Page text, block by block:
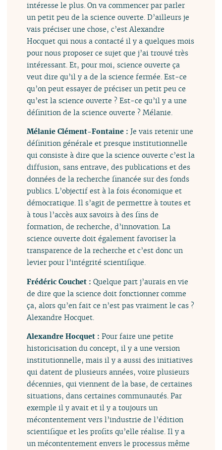
intéresse le plus. On va commencer par parler
un petit peu de la science ouverte. D’ailleurs je
vais préciser une chose, c’est Alexandre
Hocquet qui nous a contacté il y a quelques mois
pour nous proposer ce sujet que j’ai trouvé très
intéressant. Et, pour moi, science ouverte ça
veut dire qu’il y a de la science fermée. Est-ce
qu’on peut essayer de préciser un petit peu ce
qu’est la science ouverte ? Est-ce qu’il y a une
définition de la science ouverte ? Mélanie.
Mélanie Clément-Fontaine :Je vais retenir une
définition générale et presque institutionnelle
qui consiste à dire que la science ouverte c’est la
diffusion, sans entrave, des publications et des
données de la recherche financée sur des fonds
publics. L’objectif est à la fois économique et
démocratique. Il s’agit de permettre à toutes et
à tous l’accès aux savoirs à des fins de
formation, de recherche, d’innovation. La
science ouverte doit également favoriser la
transparence de la recherche et c’est donc un
levier pour l’intégrité scientifique.
Frédéric Couchet :Quelque part j’aurais en vie
de dire que la science doit fonctionner comme
ça, alors qu’en fait ce n’est pas vraiment le cas ?
Alexandre Hocquet.
Alexandre Hocquet :Pour faire une petite
historicisation du concept, il y a une version
institutionnelle, mais il y a aussi des initiatives
qui datent de plusieurs années, voire plusieurs
décennies, qui viennent de la base, de certaines
situations, dans certaines communautés. Par
exemple il y avait et il y a toujours un
mécontentement vers l’industrie de l’édition
scientifique et les profits qu’elle réalise. Il y a
un mécontentement envers le processus même